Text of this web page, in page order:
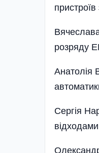
розряду
Анатолія
Сергія